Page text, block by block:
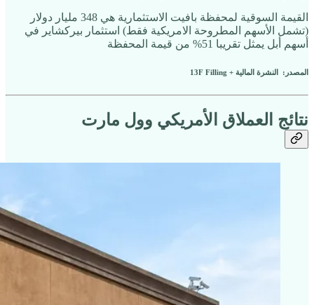
القيمة السوقية لمحفظة بافيت الاستثمارية هي 348 مليار دولار
(تشمل الأسهم المطروحة الامريكية فقط) استثمار بيركشاير في
أسهم أبل يمثل تقريبا 51% من قيمة المحفظة
المصدر: النشرة المالية + 13F Filling
نتائج العملاق الأمريكي وول مارت